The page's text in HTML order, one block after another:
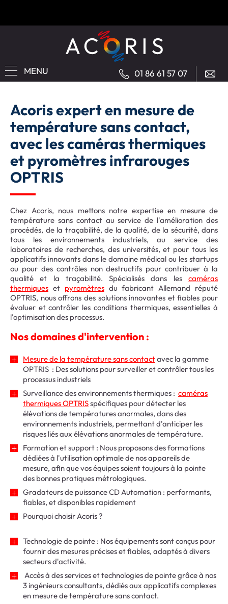
01 86 61 57 07
MENU
Acoris expert en mesure de
température sans contact,
avec les caméras thermiques
et pyromètres infrarouges
OPTRIS
Chez Acoris, nous mettons notre expertise en mesure de
température sans contact au service de l'amélioration des
procédés, de la traçabilité, de la qualité, de la sécurité, dans
tous les environnements industriels, au service des
laboratoires de recherches, des universités, et pour tous les
applicatifs innovants dans le domaine médical ou les startups
ou pour des contrôles non destructifs pour contribuer à la
qualité et la traçabilité. Spécialisés dans les caméras
thermiques et pyromètresdu fabricant Allemand réputé
OPTRIS, nous offrons des solutions innovantes et fiables pour
évaluer et contrôler les conditions thermiques, essentielles à
l'optimisation des processus.
Nos domaines d'intervention :
Mesure de la température sans contactavec la gamme
OPTRIS : Des solutions pour surveiller et contrôler tous les
processus industriels
Surveillance des environnements thermiques : caméras
thermiques OPTRISspécifiques pour détecter les
élévations de températures anormales, dans des
environnements industriels, permettant d'anticiper les
risques liés aux élévations anormales de température.
Formation et support : Nous proposons des formations
dédiées à l'utilisation optimale de nos appareils de
mesure, afin que vos équipes soient toujours à la pointe
des bonnes pratiques métrologiques.
Gradateurs de puissance CD Automation : performants,
fiables, et disponibles rapidement
Pourquoi choisir Acoris ?
Technologie de pointe : Nos équipements sont conçus pour
fournir des mesures précises et fiables, adaptés à divers
secteurs d'activité.
Accès à des services et technologies de pointe grâce à nos
3 ingénieurs consultants, dédiés aux applicatifs complexes
en mesure de température sans contact.